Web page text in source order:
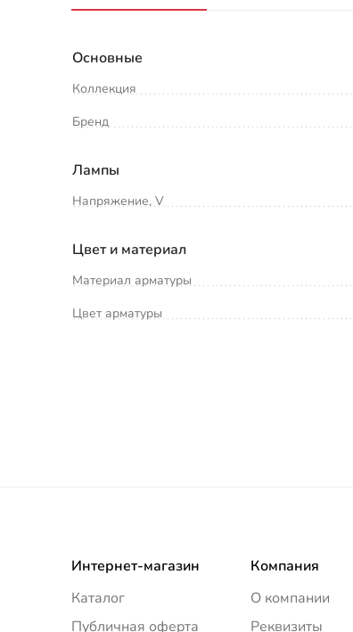
Основные
Коллекция
Бренд
Лампы
Напряжение, V
Цвет и материал
Материал арматуры
Цвет арматуры
Интернет-магазин
Каталог
Публичная оферта
Компания
О компании
Реквизиты